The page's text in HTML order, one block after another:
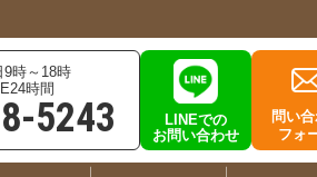
9時～18時
時間
5243
LINEでの
お問い合わせ
問い
フォ